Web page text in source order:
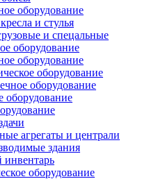
оборудование
и стулья
и спецальные
оборудование
оборудование
оборудование
оборудование
оборудование
агрегаты и централи
здания
оборудование